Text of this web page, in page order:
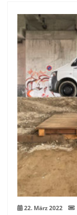
22
März
22. März 2022